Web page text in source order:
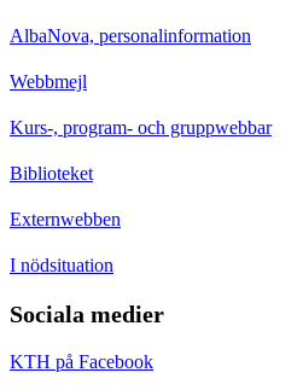
AlbaNova, personalinformation
Webbmejl
Kurs-, program- och gruppwebbar
Biblioteket
Externwebben
I nödsituation
Sociala medier
KTH på Facebook